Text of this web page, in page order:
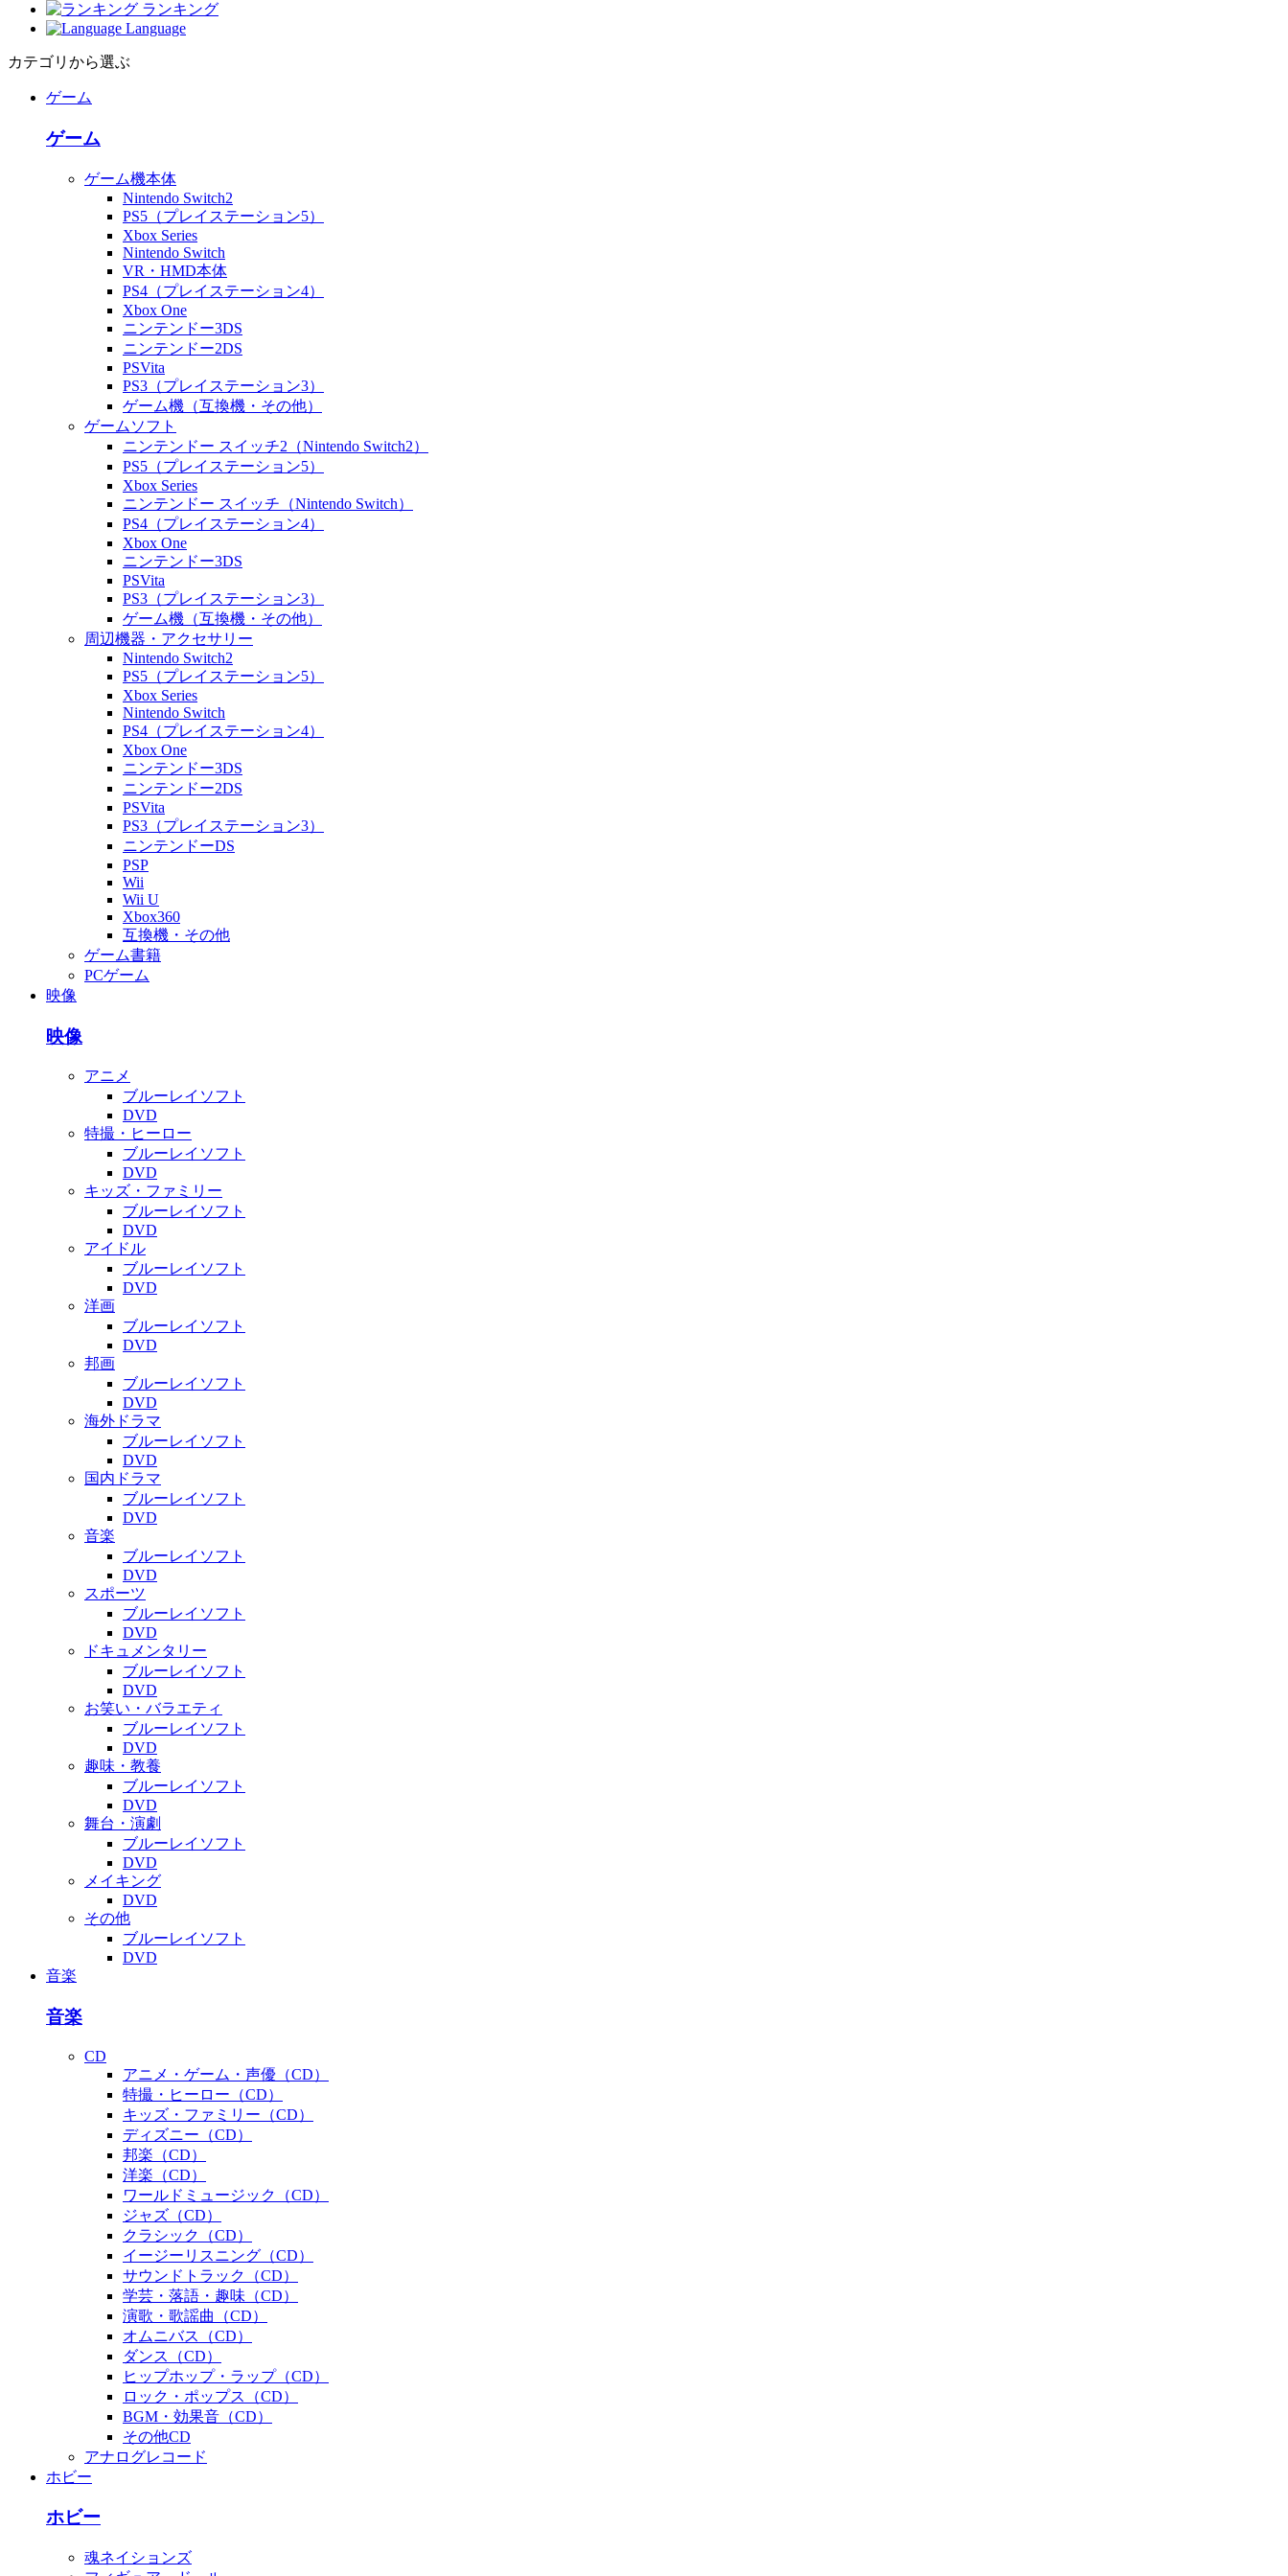
ランキング
Language
カテゴリから選ぶ
ゲーム
ゲーム
ゲーム機本体
Nintendo Switch2
PS5（プレイステーション5）
Xbox Series
Nintendo Switch
VR・HMD本体
PS4（プレイステーション4）
Xbox One
ニンテンドー3DS
ニンテンドー2DS
PSVita
PS3（プレイステーション3）
ゲーム機（互換機・その他）
ゲームソフト
ニンテンドー スイッチ2（Nintendo Switch2）
PS5（プレイステーション5）
Xbox Series
ニンテンドー スイッチ（Nintendo Switch）
PS4（プレイステーション4）
Xbox One
ニンテンドー3DS
PSVita
PS3（プレイステーション3）
ゲーム機（互換機・その他）
周辺機器・アクセサリー
Nintendo Switch2
PS5（プレイステーション5）
Xbox Series
Nintendo Switch
PS4（プレイステーション4）
Xbox One
ニンテンドー3DS
ニンテンドー2DS
PSVita
PS3（プレイステーション3）
ニンテンドーDS
PSP
Wii
Wii U
Xbox360
互換機・その他
ゲーム書籍
PCゲーム
映像
映像
アニメ
ブルーレイソフト
DVD
特撮・ヒーロー
ブルーレイソフト
DVD
キッズ・ファミリー
ブルーレイソフト
DVD
アイドル
ブルーレイソフト
DVD
洋画
ブルーレイソフト
DVD
邦画
ブルーレイソフト
DVD
海外ドラマ
ブルーレイソフト
DVD
国内ドラマ
ブルーレイソフト
DVD
音楽
ブルーレイソフト
DVD
スポーツ
ブルーレイソフト
DVD
ドキュメンタリー
ブルーレイソフト
DVD
お笑い・バラエティ
ブルーレイソフト
DVD
趣味・教養
ブルーレイソフト
DVD
舞台・演劇
ブルーレイソフト
DVD
メイキング
DVD
その他
ブルーレイソフト
DVD
音楽
音楽
CD
アニメ・ゲーム・声優（CD）
特撮・ヒーロー（CD）
キッズ・ファミリー（CD）
ディズニー（CD）
邦楽（CD）
洋楽（CD）
ワールドミュージック（CD）
ジャズ（CD）
クラシック（CD）
イージーリスニング（CD）
サウンドトラック（CD）
学芸・落語・趣味（CD）
演歌・歌謡曲（CD）
オムニバス（CD）
ダンス（CD）
ヒップホップ・ラップ（CD）
ロック・ポップス（CD）
BGM・効果音（CD）
その他CD
アナログレコード
ホビー
ホビー
魂ネイションズ